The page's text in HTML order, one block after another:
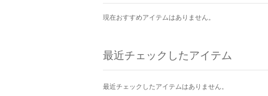
現在おすすめアイテムはありません。
最近チェックしたアイテム
最近チェックしたアイテムはありません。